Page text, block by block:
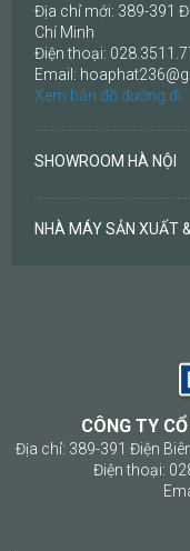
Địa chỉ mới: 389-391
Chí Minh
Điện thoại:
Email:
Xem bản đồ đường đi
SHOWROOM HÀ NỘI
NHÀ MÁY SẢN XUẤT
CÔNG TY
Địa chỉ: 389-391 Điện
Điện thoại: